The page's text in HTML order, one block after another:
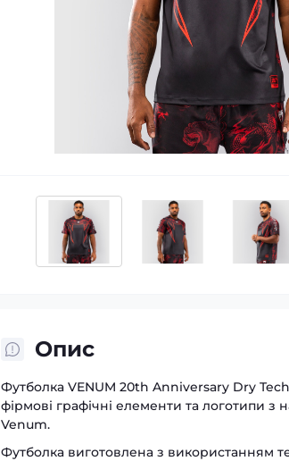
Опис
Футболка VENUM 20th Anniversary Dry
фірмові графічні елементи та логотипи з
Venum.
Футболка виготовлена з використанням